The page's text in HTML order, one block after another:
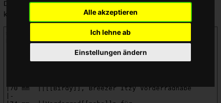
Alle akzeptieren
Ich lehne ab
Einstellungen ändern
Du kannst den Quelltext dieser Seite betrachten und
kopieren.